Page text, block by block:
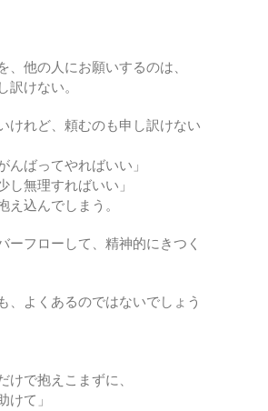
、他の人にお願いするのは、
訳けない。
けれど、頼むのも申し訳けない
んばってやればいい」
し無理すればいい」
え込んでしまう。
ーフローして、精神的にきつく
、よくあるのではないでしょう
けで抱えこまずに、
けて」